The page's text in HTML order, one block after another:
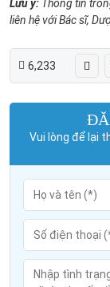
Lưu ý: Thông tin
liên hệ với Bác sĩ,
6,233
Vui lòng để lại